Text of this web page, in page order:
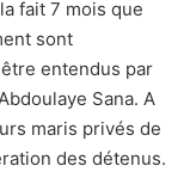
fait 7 mois que
sont
entendus par
Sana. A
maris privés de
des détenus.